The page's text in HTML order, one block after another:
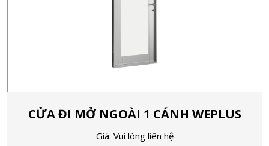
CỬA ĐI MỞ NGOÀI 1 CÁNH WEPLUS
Giá: Vui lòng liên hệ